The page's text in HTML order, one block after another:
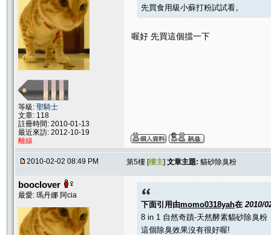
等級: 聖騎士
文章: 118
註冊時間: 2010-01-13
最近來訪: 2012-10-19
離線
先買食用級小蘇打粉試試看。
喔好 先買這個擋一下
2010-02-02 08:49 PM 第5樓 [樓主] 文章主題: 貓砂除臭粉
booclover
最愛: 瑪丹娜 阿cia
下面引用由momo0318yah在 2010/
8 in 1 自然奇蹟-天然酵素貓砂除臭粉
這個除臭效果沒有很好喔!